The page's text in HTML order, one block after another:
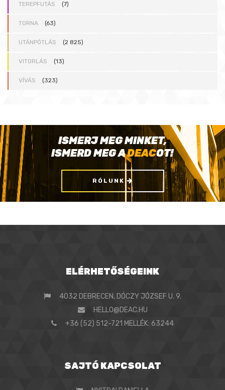
TEREPFUTÁS (7)
TORNA (63)
UTÁNPÓTLÁS (2 825)
VITORLÁS (13)
VÍVÁS (323)
ISMERJ MEG MINKET,
ISMERD MEG ADEACOT!
RÓLUNK
ELÉRHETŐSÉGEINK
4032 DEBRECEN, DÓCZY JÓZSEF U. 9.
HELLO@DEAC.HU
+36 (52) 512-721 MELLÉK: 63244
SAJTÓ KAPCSOLAT